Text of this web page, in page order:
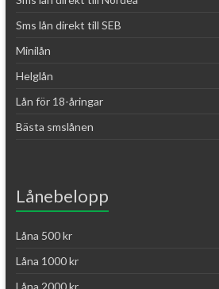
Sms lån direkt till SEB
Minilån
Helglån
Lån för 18-åringar
Bästa smslånen
Lånebelopp
Låna 500 kr
Låna 1000 kr
Låna 2000 kr